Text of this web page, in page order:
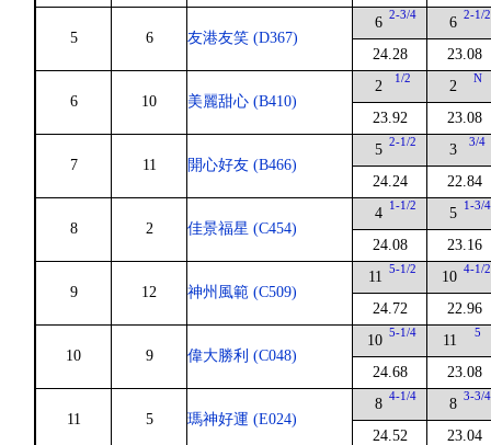
5 6 友港友笑 (D367)
6 2-3/4
24.28
6 2-1/2
23.08
6 10 美麗甜心 (B410)
2 1/2
23.92
2 N
23.08
7 11 開心好友 (B466)
5 2-1/2
24.24
3 3/4
22.84
8 2 佳景福星 (C454)
4 1-1/2
24.08
5 1-3/4
23.16
9 12 神州風範 (C509)
11 5-1/2
24.72
10 4-1/2
22.96
10 9 偉大勝利 (C048)
10 5-1/4
24.68
11 5
23.08
11 5 瑪神好運 (E024)
8 4-1/4
24.52
8 3-3/4
23.04